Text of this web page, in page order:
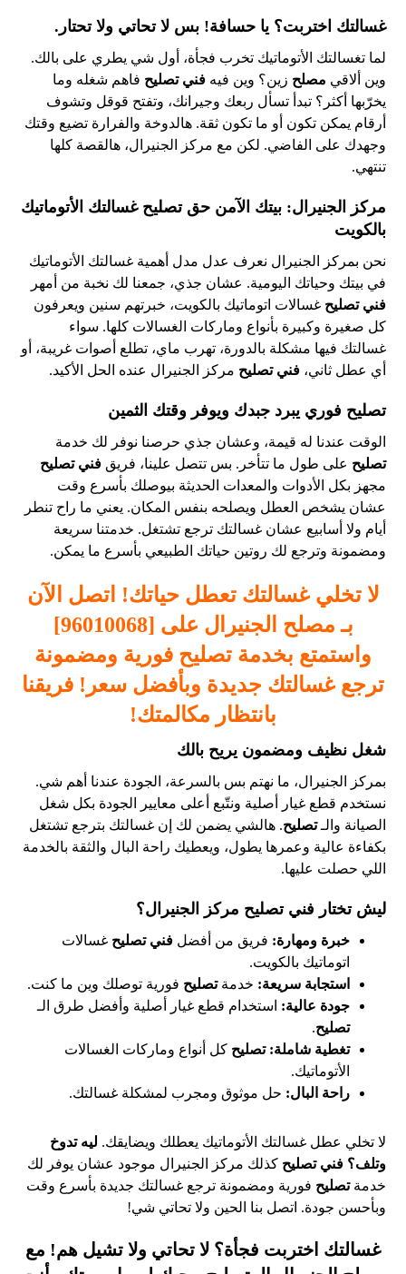
غسالتك اختربت؟ يا حسافة! بس لا تحاتي ولا تحتار.
لما تغسالتك الأتوماتيك تخرب فجأة، أول شي يطري على بالك.
وين ألاقي مصلح زين؟ وين فيهفني تصليح فاهم شغله وما
يخرّبها أكثر؟ تبدأ تسأل ربعك وجيرانك، وتفتح قوقل وتشوف
أرقام يمكن تكون أو ما تكون ثقة. هالدوخة والفرارة تضيع وقتك
وجهدك على الفاضي. لكن مع مركز الجنيرال، هالقصة كلها
تنتهي.
مركز الجنيرال: بيتك الآمن حق تصليح غسالتك الأتوماتيك
بالكويت
نحن بمركز الجنيرال نعرف عدل مدل أهمية غسالتك الأتوماتيك
في بيتك وحياتك اليومية. عشان جذي، جمعنا لك نخبة من أمهر
فني تصليح غسالات اتوماتيك بالكويت، خبرتهم سنين ويعرفون
كل صغيرة وكبيرة بأنواع وماركات الغسالات كلها. سواء
غسالتك فيها مشكلة بالدورة، تهرب ماي، تطلع أصوات غريبة، أو
أي عطل ثاني،فني تصليح مركز الجنيرال عنده الحل الأكيد.
تصليح فوري يبرد جبدك ويوفر وقتك الثمين
الوقت عندنا له قيمة، وعشان جذي حرصنا نوفر لك خدمة
تصليح على طول ما تتأخر. بس تتصل علينا، فريقفني تصليح
مجهز بكل الأدوات والمعدات الحديثة بيوصلك بأسرع وقت
عشان يشخص العطل ويصلحه بنفس المكان. يعني ما راح تنطر
أيام ولا أسابيع عشان غسالتك ترجع تشتغل. خدمتنا سريعة
ومضمونة وترجع لك روتين حياتك الطبيعي بأسرع ما يمكن.
لا تخلي غسالتك تعطل حياتك! اتصل الآن
بـ مصلح
الجنيرال على [96010068]
واستمتع بخدمة تصليح فورية ومضمونة
ترجع غسالتك جديدة وبأفضل سعر! فريقنا
بانتظار مكالمتك!
شغل نظيف ومضمون يريح بالك
بمركز الجنيرال، ما نهتم بس بالسرعة، الجودة عندنا أهم شي.
نستخدم قطع غيار أصلية ونتّبع أعلى معايير الجودة بكل شغل
الصيانة والـتصليح. هالشي يضمن لك إن غسالتك بترجع تشتغل
بكفاءة عالية وعمرها يطول، ويعطيك راحة البال والثقة بالخدمة
اللي حصلت عليها.
ليش تختار فني تصليح مركز الجنيرال؟
خبرة ومهارة: فريق من أفضلفني تصليح غسالات
اتوماتيك بالكويت.
استجابة سريعة: خدمةتصليح فورية توصلك وين ما كنت.
جودة عالية: استخدام قطع غيار أصلية وأفضل طرق الـ
تصليح.
تغطية شاملة: تصليح كل أنواع وماركات الغسالات
الأتوماتيك.
راحة البال: حل موثوق ومجرب لمشكلة غسالتك.
لا تخلي عطل غسالتك الأتوماتيك يعطلك ويضايقك. ليه تدوخ
وتلف؟ فني تصليحكذلك مركز الجنيرال موجود عشان يوفر لك
خدمةتصليح فورية ومضمونة ترجع غسالتك جديدة بأسرع وقت
وبأحسن جودة. اتصل بنا الحين ولا تحاتي شي!
غسالتك اختربت فجأة؟ لا تحاتي ولا تشيل هم! مع